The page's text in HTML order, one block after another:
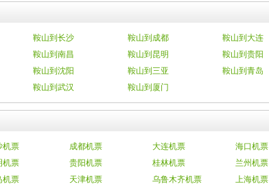
鞍山到长沙 鞍山到成都
鞍山到大连
鞍山到南昌 鞍山到昆明
鞍山到贵阳
鞍山到沈阳 鞍山到三亚
鞍山到青岛
鞍山到武汉 鞍山到厦门
机票 成都机票 大连机票
海口机票
机票 贵阳机票 桂林机票
兰州机票
机票 天津机票 乌鲁木齐机票 上海机票